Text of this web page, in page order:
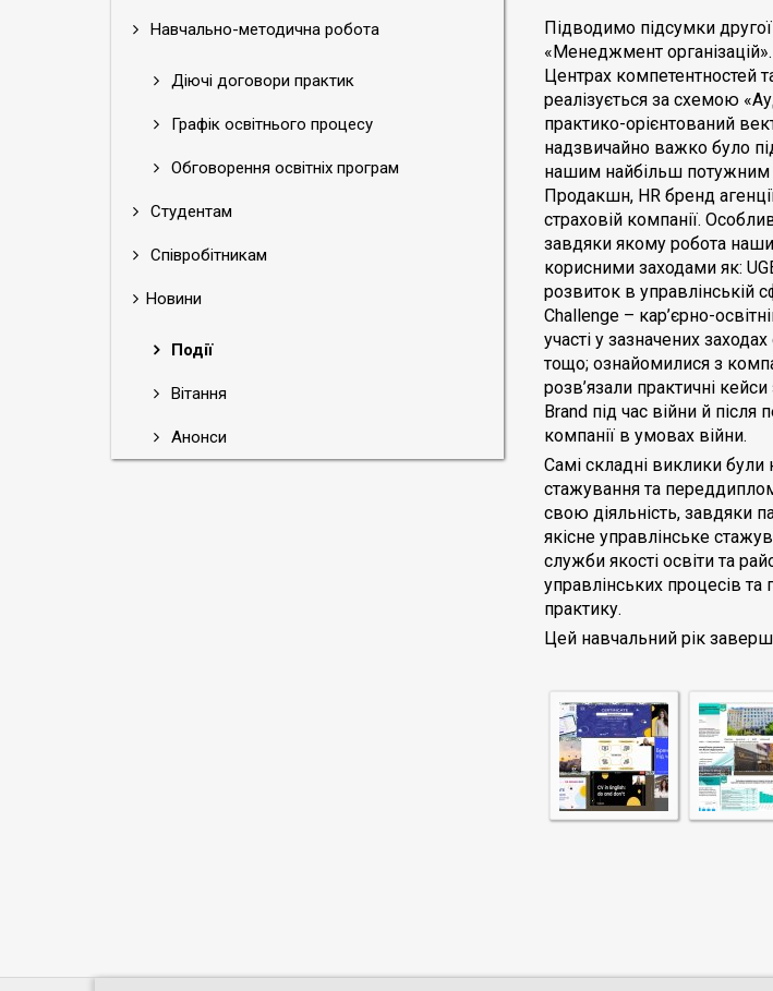
Навчально-методична робота
Діючі договори практик
Графік освітнього процесу
Обговорення освітніх програм
Студентам
Співробітникам
Новини
Події
Вітання
Анонси
Підводимо підсумки
«Менеджмент організацій».
Центрах компетентностей
реалізується за схемою
практико-орієнтований
надзвичайно важко було
нашим найбільш потужним
Продакшн, HR бренд
страховій компанії.
завдяки якому робота
корисними заходами як:
розвиток в управлінській
Challenge – кар’єрно-
участі у зазначених
тощо; ознайомилися з
розв’язали практичні
Brand під час війни й
компанії в умовах війни.
Самі складні виклики були
стажування та
свою діяльність, завдяки
якісне управлінське
служби якості освіти та
управлінських процесів
практику.
Цей навчальний рік